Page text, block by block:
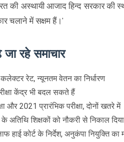
की अस्थायी आजाद हिन्द सरकार की
चलाने में सक्षम हैं।'
रहे समाचार
रेट, न्यूनतम वेतन का निर्धारण
केंद्र भी बदल सकते हैं
और 2021 प्रारंभिक परीक्षा, दोनों खतरे में
अतिथि शिक्षकों को नौकरी से निकाल दिया
हाई कोर्ट के निर्देश, अनुकंपा नियुक्ति का